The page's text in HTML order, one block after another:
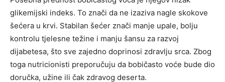
glikemijski indeks. To znači da ne izaziva nagle skokove
šećera u krvi. Stabilan šećer znači manje upale, bolju
kontrolu tjelesne težine i manju šansu za razvoj
dijabetesa, što sve zajedno doprinosi zdravlju srca. Zbog
toga nutricionisti preporučuju da bobičasto voće bude dio
doručka, užine ili čak zdravog deserta.